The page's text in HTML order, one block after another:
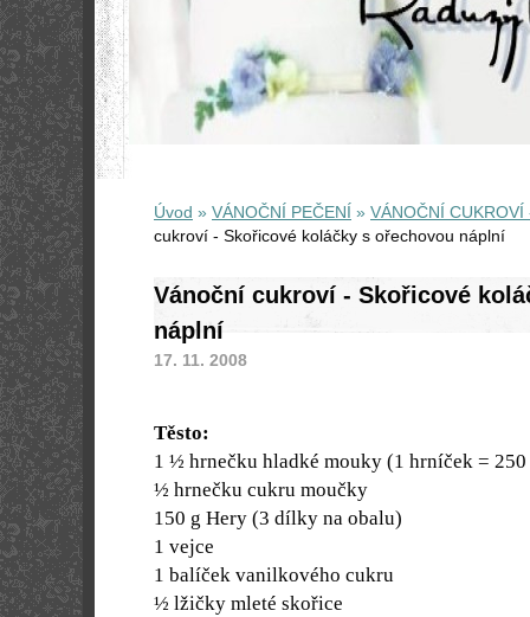
Úvod » VÁNOČNÍ PEČENÍ » VÁNOČNÍ CUKROVÍ
cukroví - Skořicové koláčky s ořechovou náplní
Vánoční cukroví - Skořicové
náplní
17. 11. 2008
Těsto:
1 ½ hrnečku hladké mouky (1 hrníček =
½ hrnečku cukru moučky
150 g Hery (3 dílky na obalu)
1 vejce
1 balíček vanilkového cukru
½ lžičky mleté skořice